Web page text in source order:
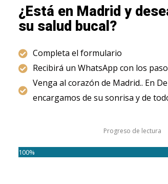
¿Está en Madrid y
su salud bucal?
Completa el formulario
Recibirá un WhatsApp con los
Venga al corazón de Madrid.. En
encargamos de su sonrisa y de
Progreso de lectura
100%